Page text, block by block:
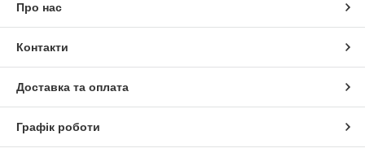
Про нас
Контакти
Доставка та оплата
Графік роботи